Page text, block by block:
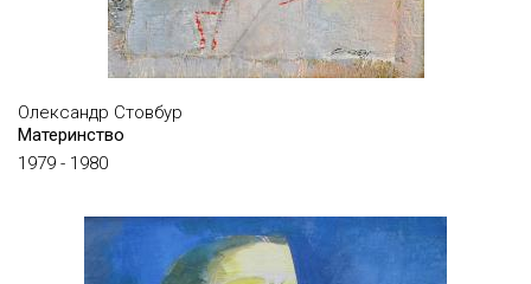
ТРАНДАФІР НАТА
ТРОНОВ ДМИТРО
УМАНЕНКО ВОЛОДИМИР
ФАЗІНІ САНДРО
ФЕДОНЮК ІГОР
ФІЛІПЕНКО ВАЛЕНТИН
Олександр Стовбур
Материнство
1979 - 1980